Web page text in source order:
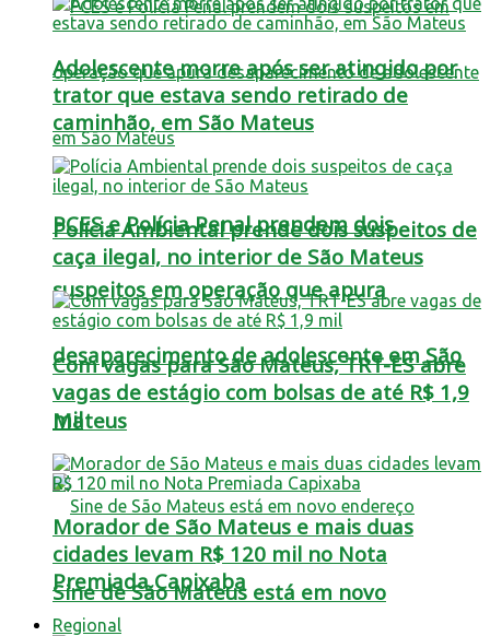
PCES e Polícia Penal prendem dois
suspeitos em operação que apura
desaparecimento de adolescente em São
Mateus
Sine de São Mateus está em novo
Adolescente morre após ser atingido por
trator que estava sendo retirado de
caminhão, em São Mateus
Polícia Ambiental prende dois suspeitos de
caça ilegal, no interior de São Mateus
Com vagas para São Mateus, TRT-ES abre
vagas de estágio com bolsas de até R$ 1,9
mil
Morador de São Mateus e mais duas
cidades levam R$ 120 mil no Nota
Premiada Capixaba
Regional